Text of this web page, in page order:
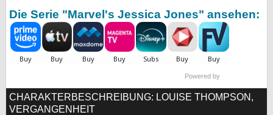
Die Serie "Marvel's Jessica Jones" ansehen:
Powered by
CHARAKTERBESCHREIBUNG: LOUISE THOMPSON,
VERGANGENHEIT
Gewinnspiele
Forum
bei Facebook